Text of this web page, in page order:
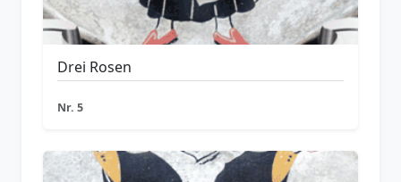
Drei Rosen
Nr. 5